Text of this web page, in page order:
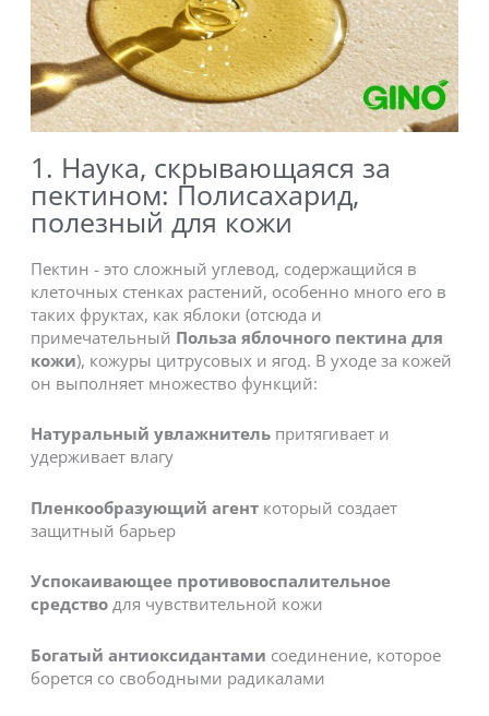
1. Наука, скрывающаяся за
пектином: Полисахарид,
полезный для кожи
Пектин - это сложный углевод, содержащийся в
клеточных стенках растений, особенно много его в
таких фруктах, как яблоки (отсюда и
примечательный Польза яблочного пектина для
кожи), кожуры цитрусовых и ягод. В уходе за кожей
он выполняет множество функций:
Натуральный увлажнительпритягивает и
удерживает влагу
Пленкообразующий агенткоторый создает
защитный барьер
Успокаивающее противовоспалительное
средстводля чувствительной кожи
Богатый антиоксидантами соединение, которое
борется со свободными радикалами